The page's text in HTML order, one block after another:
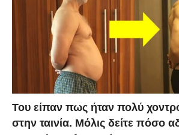
Του είπαν πως ήταν πολύ
στην ταινία. Μόλις δείτε πόσο